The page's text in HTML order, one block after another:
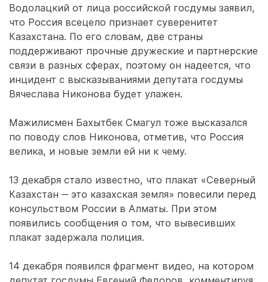
Водолацкий от лица российской госдумы заявил,
что Россия всецело признает суверенитет
Казахстана. По его словам, две страны
поддерживают прочные дружеские и партнерские
связи в разных сферах, поэтому он надеется, что
инцидент с высказываниями депутата госдумы
Вячеслава Никонова будет улажен.
Мажилисмен Бахытбек Смагул тоже высказался
по поводу слов Никонова, отметив, что Россия
велика, и новые земли ей ни к чему.
13 декабря стало известно, что плакат «Северный
Казахстан ‒ это казахская земля» повесили перед
консульством России в Алматы. При этом
появились сообщения о том, что вывесивших
плакат задержала полиция.
14 декабря появился фрагмент видео, на котором